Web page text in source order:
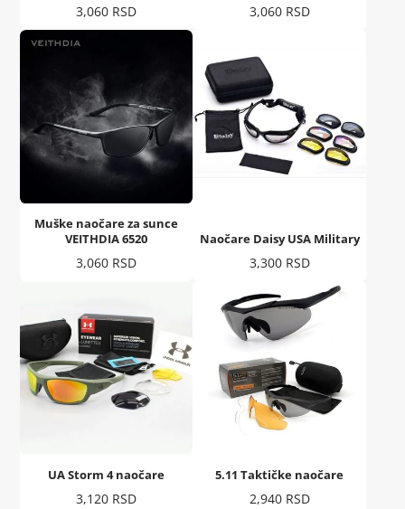
Cena
3,060 RSD Cena
3,060 RSD
Muške naočare za sunce
VEITHDIA 6520
Cena
3,060 RSD
Naočare Daisy USA Military
Cena
3,300 RSD
UA Storm 4 naočare
Cena
3,120 RSD
5.11 Taktičke naočare
Cena
2,940 RSD